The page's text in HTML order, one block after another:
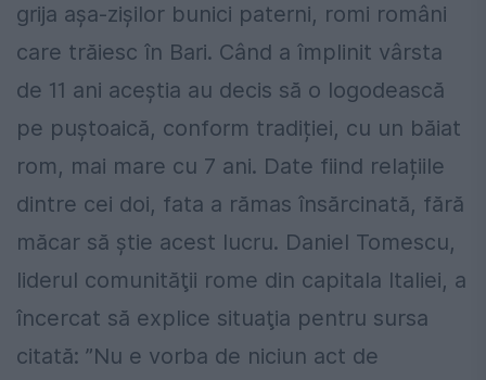
grija așa-zișilor bunici paterni, romi români
care trăiesc în Bari. Când a împlinit vârsta
de 11 ani aceștia au decis să o logodească
pe puștoaică, conform tradiției, cu un băiat
rom, mai mare cu 7 ani. Date fiind relațiile
dintre cei doi, fata a rămas însărcinată, fără
măcar să știe acest lucru. Daniel Tomescu,
liderul comunităţii rome din capitala Italiei, a
încercat să explice situaţia pentru sursa
citată: ”Nu e vorba de niciun act de